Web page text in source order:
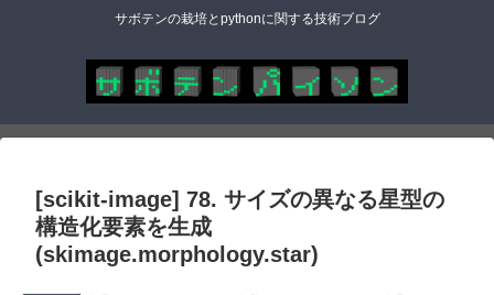
サボテンの栽培とpythonに関する技術ブログ
[scikit-image] 78. サイズの異なる星型の
構造化要素を生成
(skimage.morphology.star)